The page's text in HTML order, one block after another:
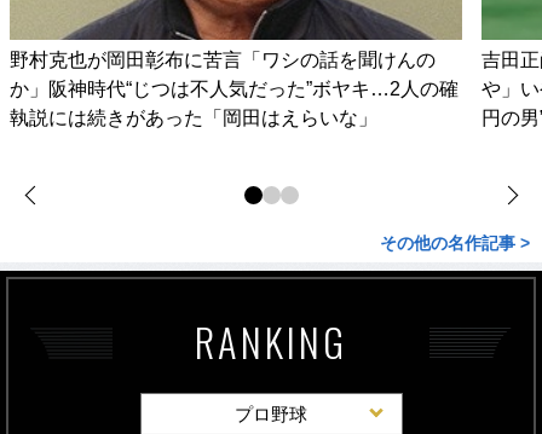
野村克也が岡田彰布に苦言「ワシの話を聞けんの
か」阪神時代“じつは不人気だった”ボヤキ…2人の確
執説には続きがあった「岡田はえらいな」
吉田
や」
円の
その他の名作記事 >
RANKING
プロ野球